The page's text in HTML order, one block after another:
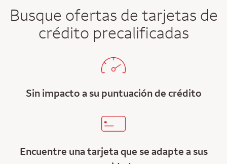
Busque ofertas de tarjetas de
crédito precalificadas
Sin impacto a su puntuación de crédito
Encuentre una tarjeta que se adapte a sus